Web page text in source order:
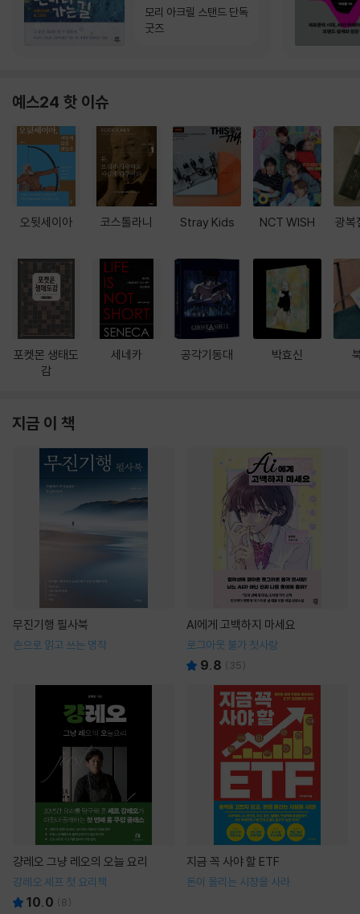
모리 아크릴 스탠드 단독
굿즈
예스24 핫 이슈
오뒷세이아
포켓몬 생태도
감
코스톨라니
세네카
Stray Kids
공각기동대
NCT WISH
박효신
광복
지금 이 책
무진기행 필사북
손으로 읽고 쓰는 명작
AI에게 고백하지 마세요
로그아웃 불가 첫사랑
9.8 ( 35)
걍레오 그냥 레오의 오늘 요리
강레오 셰프 첫 요리책
10.0 (8)
지금 꼭 사야 할 ETF
돈이 몰리는 시장을 사라